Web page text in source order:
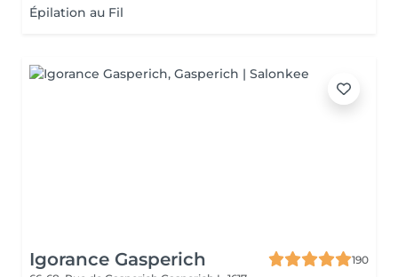
Épilation au Fil
Igorance Gasperich
190